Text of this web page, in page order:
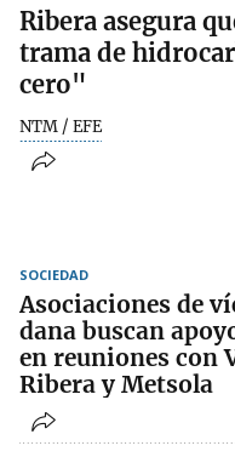
Ribera asegura
trama de
cero"
NTM / EFE
SOCIEDAD
Asociaciones de
dana buscan
en reuniones con
Ribera y Metsola